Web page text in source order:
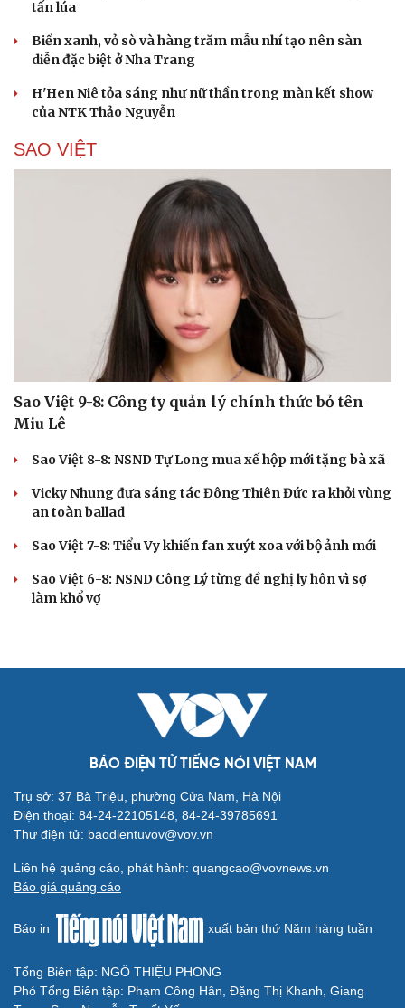
Cải chính
tấn lúa
Biển xanh, vỏ sò và hàng trăm mẫu nhí tạo nên sàn
diễn đặc biệt ở Nha Trang
H'Hen Niê tỏa sáng như nữ thần trong màn kết show
của NTK Thảo Nguyễn
SAO VIỆT
Sao Việt 9-8: Công ty quản lý chính thức bỏ tên
Miu Lê
Sao Việt 8-8: NSND Tự Long mua xế hộp mới tặng bà xã
Vicky Nhung đưa sáng tác Đông Thiên Đức ra khỏi vùng
an toàn ballad
Sao Việt 7-8: Tiểu Vy khiến fan xuýt xoa với bộ ảnh mới
Sao Việt 6-8: NSND Công Lý từng đề nghị ly hôn vì sợ
làm khổ vợ
BÁO ĐIỆN TỬ TIẾNG NÓI VIỆT NAM
Trụ sở: 37 Bà Triệu, phường Cửa Nam, Hà Nội
Điện thoại: 84-24-22105148, 84-24-39785691
Thư điện tử: baodientuvov@vov.vn
Liên hệ quảng cáo, phát hành: quangcao@vovnews.vn
Báo giá quảng cáo
Báo in xuất bản thứ Năm hàng tuần
Tổng Biên tập: NGÔ THIỆU PHONG
Phó Tổng Biên tập: Phạm Công Hân, Đặng Thị Khanh, Giang